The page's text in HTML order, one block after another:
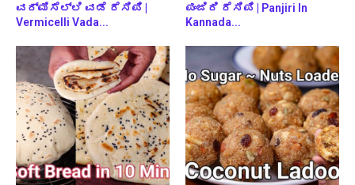
ವರ್ಮಿಸೆಲ್ಲಿ ವಡೆ ರೆಸಿಪಿ |
Vermicelli Vada...
ಪಂಜಿರಿ ರೆಸಿಪಿ | Panjiri In
Kannada...